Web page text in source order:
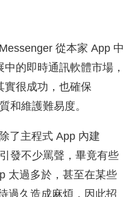
從本家 App 中
的即時通訊軟體市場，
實很成功，也確保
和維護難易度。
了主程式 App 內建
發不少罵聲，畢竟有些
太過多於，甚至在某些
過久造成麻煩，因此招